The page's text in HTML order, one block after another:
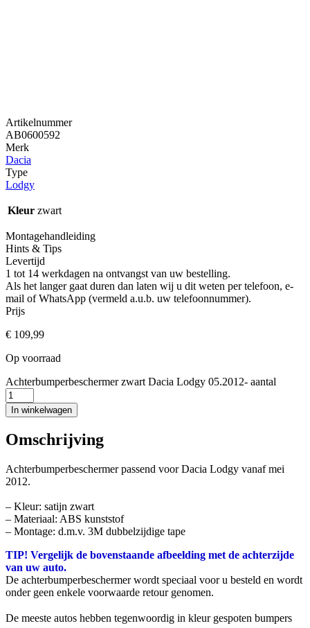
Artikelnummer
AB0600592
Merk
Dacia
Type
Lodgy
Kleur zwart
Montagehandleiding
Hints & Tips
Levertijd
1 tot 14 werkdagen na ontvangst van uw bestelling.
Als het langer gaat duren dan laten wij u dit weten per telefoon, e-
mail of WhatsApp (vermeld a.u.b. uw telefoonnummer).
Prijs
€ 109,99
Op voorraad
Achterbumperbeschermer zwart Dacia Lodgy 05.2012- aantal
In winkelwagen
Omschrijving
Achterbumperbeschermer passend voor Dacia Lodgy vanaf mei
2012.
– Kleur: satijn zwart
– Materiaal: ABS kunststof
– Montage: d.m.v. 3M dubbelzijdige tape
TIP! Vergelijk de bovenstaande afbeelding met de achterzijde
van uw auto.
De achterbumperbeschermer wordt speciaal voor u besteld en wordt
onder geen enkele voorwaarde retour genomen.
De meeste autos hebben tegenwoordig in kleur gespoten bumpers